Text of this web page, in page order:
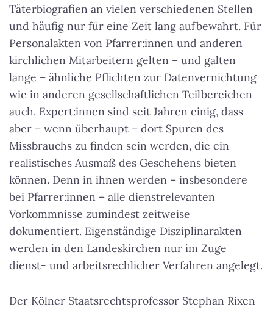
Täterbiografien an vielen verschiedenen Stellen
und häufig nur für eine Zeit lang aufbewahrt. Für
Personalakten von Pfarrer:innen und anderen
kirchlichen Mitarbeitern gelten – und galten
lange – ähnliche Pflichten zur Datenvernichtung
wie in anderen gesellschaftlichen Teilbereichen
auch. Expert:innen sind seit Jahren einig, dass
aber – wenn überhaupt – dort Spuren des
Missbrauchs zu finden sein werden, die ein
realistisches Ausmaß des Geschehens bieten
können. Denn in ihnen werden – insbesondere
bei Pfarrer:innen – alle dienstrelevanten
Vorkommnisse zumindest zeitweise
dokumentiert. Eigenständige Disziplinarakten
werden in den Landeskirchen nur im Zuge
dienst- und arbeitsrechlicher Verfahren angelegt.
Der Kölner Staatsrechtsprofessor Stephan Rixen